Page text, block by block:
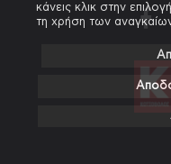
κάνεις κλικ στην
τη χρήση των